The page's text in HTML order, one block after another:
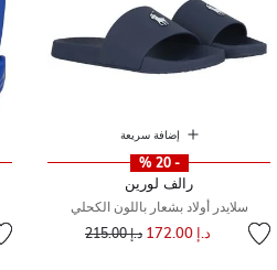
إضافة سريعة
- 20 %
رالف لورين
سلايدر أولاد بشعار باللون الكحلي
د.إ 172.00 سعر مخفض مند.إ 215.00